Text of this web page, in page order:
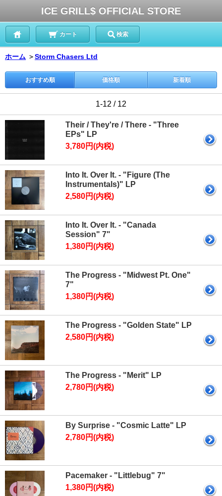
ICE GRILL$ OFFICIAL STORE
カート 検索
ホーム ＞Storm Chasers Ltd
おすすめ順 価格順 新着順
1-12 / 12
Their / They're / There - "Three
EPs" LP
3,780円(内税)
Into It. Over It. - "Figure (The
Instrumentals)" LP
2,580円(内税)
Into It. Over It. - "Canada
Session" 7"
1,380円(内税)
The Progress - "Midwest Pt. One"
7"
1,380円(内税)
The Progress - "Golden State" LP
2,580円(内税)
The Progress - "Merit" LP
2,780円(内税)
By Surprise - "Cosmic Latte" LP
2,780円(内税)
Pacemaker - "Littlebug" 7"
1,380円(内税)